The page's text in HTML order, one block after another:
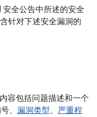
全公告中所述的安全
针对下述安全漏洞的
容包括问题描述和一个
、 漏洞类型、 严重程